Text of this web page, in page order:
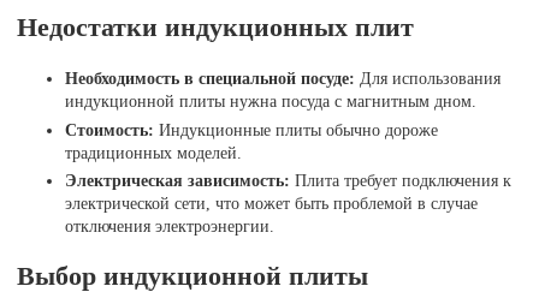
Недостатки индукционных плит
Необходимость в специальной посуде: Для использования
индукционной плиты нужна посуда с магнитным дном.
Стоимость: Индукционные плиты обычно дороже
традиционных моделей.
Электрическая зависимость: Плита требует подключения к
электрической сети, что может быть проблемой в случае
отключения электроэнергии.
Выбор индукционной плиты